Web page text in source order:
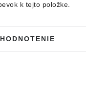
k tejto položke.